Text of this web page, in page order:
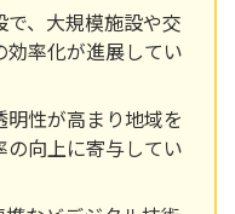
、大規模施設や交
率化が進展してい
性が高まり地域を
の向上に寄与してい